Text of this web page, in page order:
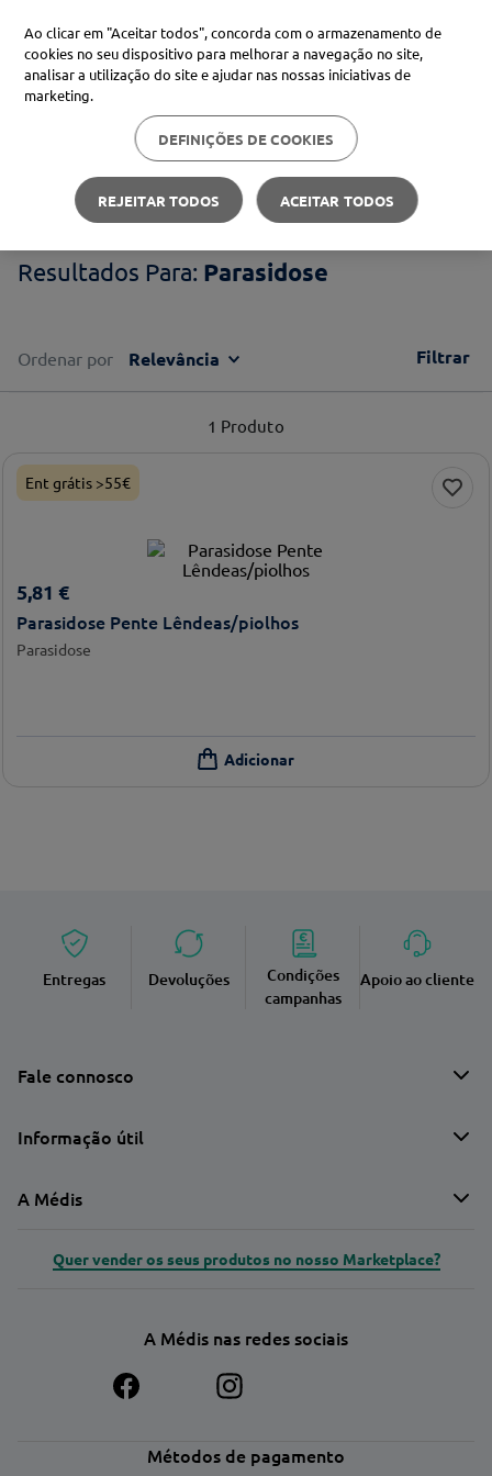
Procure no Marketplace Médis
Pesquisas mais comuns
xiaomi
3º uriage
Parasidose
Parasidose
Ordenar por Relevância Filtrar
1 Produto
Ent grátis >55€
5,81 €
Parasidose Pente Lêndeas/piolhos
Parasidose
Entregas Devoluções
Condições
campanhas
Apoio ao cliente
Fale connosco
Informação útil
A Médis
Quer vender os seus produtos no nosso Marketplace?
A Médis nas redes sociais
Métodos de pagamento
Ao clicar em "Aceitar todos", concorda com o armazenamento de
cookies no seu dispositivo para melhorar a navegação no site,
analisar a utilização do site e ajudar nas nossas iniciativas de
marketing.
DEFINIÇÕES DE COOKIES
REJEITAR TODOS ACEITAR TODOS